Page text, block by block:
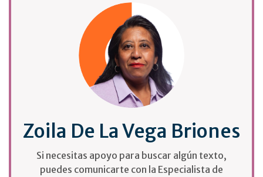
Zoila De La Vega Briones
Si necesitas apoyo para buscar algún texto,
puedes comunicarte con la Especialista de